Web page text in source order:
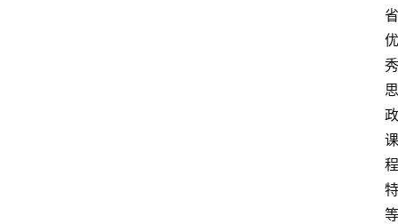
省
优
秀
思
政
课
程
特
等